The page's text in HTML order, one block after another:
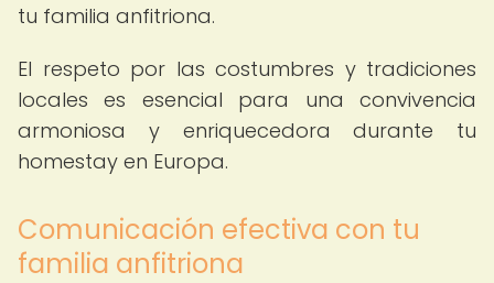
tu familia anfitriona.
El respeto por las costumbres y tradiciones
locales es esencial para una convivencia
armoniosa y enriquecedora durante tu
homestay en Europa.
Comunicación efectiva con tu
familia anfitriona